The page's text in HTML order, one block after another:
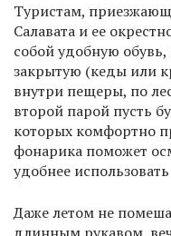
Туристам,
Салавата и ее
собой удобную
закрытую (кеды или
внутри пещеры, по
второй парой пусть
которых комфортно
фонарика поможет
удобнее
Даже летом не